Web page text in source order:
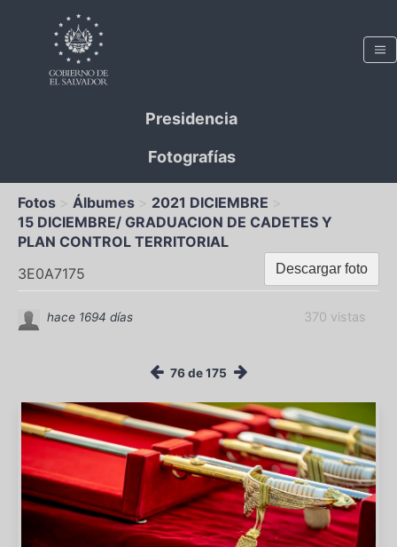
Presidencia
Fotografías
Fotos Álbumes
2021 DICIEMBRE
15 DICIEMBRE/ GRADUACION DE CADETES Y
PLAN CONTROL TERRITORIAL
Descargar foto
3E0A7175
370 vistas
hace 1694 días
76 de 175